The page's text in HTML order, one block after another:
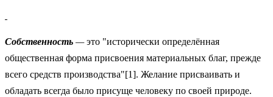
Собственность — это "исторически определённая
общественная форма присвоения материальных благ, прежде
всего средств производства"[1]. Желание присваивать и
обладать всегда было присуще человеку по своей природе.